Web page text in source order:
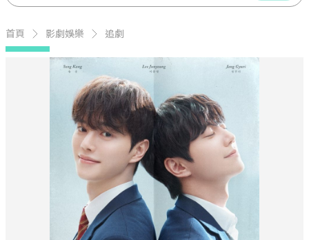
首頁 影劇娛樂 追劇